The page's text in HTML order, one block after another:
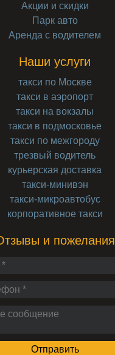
Акции и скидки
Парк авто
Аренда с водителем
Наши услуги
такси по Москве
такси в аэропорт
такси на вокзалы
такси в подмосковье
такси по межгороду
трезвый водитель
курьерская доставка
такси-минивэн
такси-микроавтобус
корпоративное такси
и пожелания